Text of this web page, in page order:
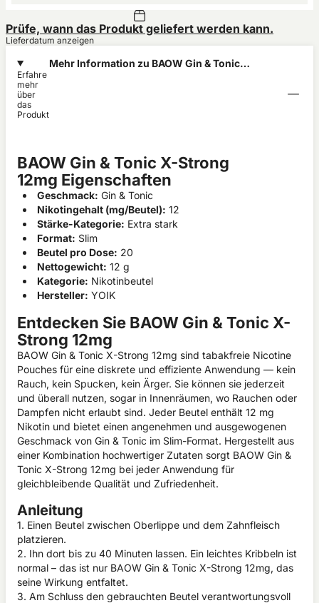
Prüfe, wann das Produkt geliefert werden kann.
Lieferdatum anzeigen
Mehr Information zu BAOW Gin & Tonic
Erfahre
mehr
über
das
Produkt
BAOW Gin & Tonic X-Strong
12mg Eigenschaften
Geschmack: Gin & Tonic
Nikotingehalt (mg/Beutel): 12
Stärke-Kategorie: Extra stark
Format: Slim
Beutel pro Dose: 20
Nettogewicht: 12 g
Kategorie: Nikotinbeutel
Hersteller: YOIK
Entdecken Sie BAOW Gin & Tonic X-
Strong 12mg
BAOW Gin & Tonic X-Strong 12mg sind tabakfreie Nicotine
Pouches für eine diskrete und effiziente Anwendung — kein
Rauch, kein Spucken, kein Ärger. Sie können sie jederzeit
und überall nutzen, sogar in Innenräumen, wo Rauchen oder
Dampfen nicht erlaubt sind. Jeder Beutel enthält 12 mg
Nikotin und bietet einen angenehmen und ausgewogenen
Geschmack von Gin & Tonic im Slim-Format. Hergestellt aus
einer Kombination hochwertiger Zutaten sorgt BAOW Gin &
Tonic X-Strong 12mg bei jeder Anwendung für
gleichbleibende Qualität und Zufriedenheit.
Anleitung
1. Einen Beutel zwischen Oberlippe und dem Zahnfleisch
platzieren.
2. Ihn dort bis zu 40 Minuten lassen. Ein leichtes Kribbeln ist
normal – das ist nur BAOW Gin & Tonic X-Strong 12mg, das
seine Wirkung entfaltet.
3. Am Schluss den gebrauchten Beutel verantwortungsvoll